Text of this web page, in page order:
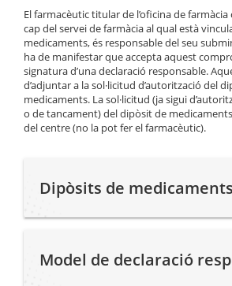
Què cal fer si... La baixa
Actualitat
Contacte
Idioma: ca
El farmacèutic titular de l’oficina de farmàcia
cap del servei de farmàcia al qual està
medicaments, és responsable del seu
ha de manifestar que accepta aquest
signatura d’una declaració responsable.
d’adjuntar a la sol·licitud d’autorització del
medicaments. La sol·licitud (ja sigui
o de tancament) del dipòsit de
del centre (no la pot fer el farmacèutic).
Dipòsits de medicaments
Model de declaració